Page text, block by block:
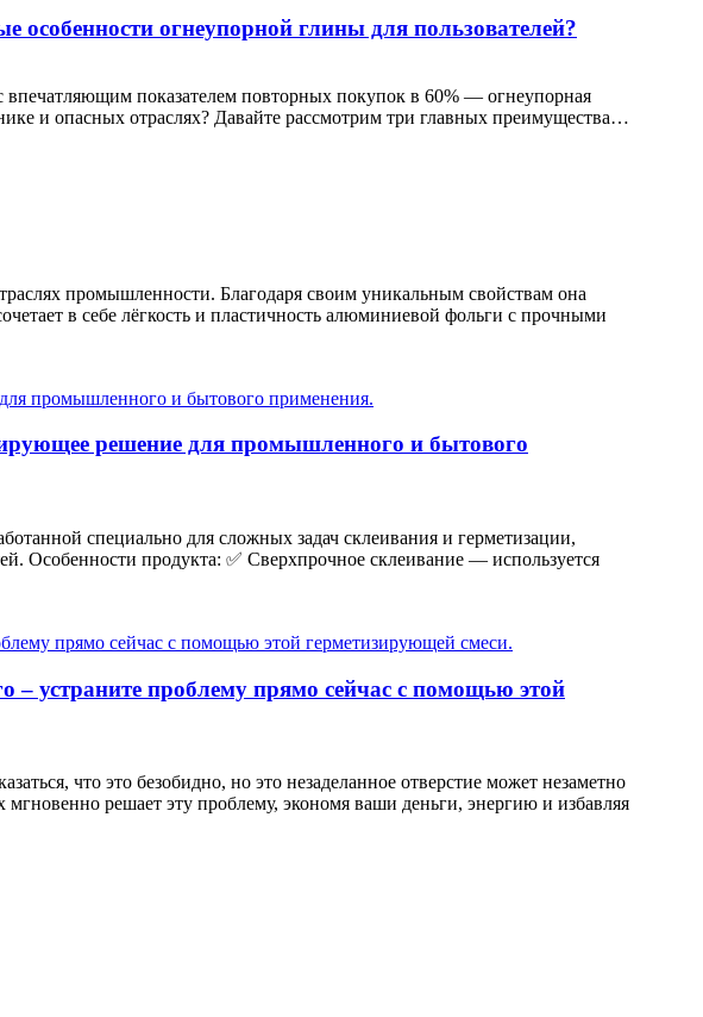
огнеупорной глины для пользователей?
показателем повторных покупок в 60% — огнеупорная
и опасных отраслях? Давайте рассмотрим три главных преимущества…
промышленности. Благодаря своим уникальным свойствам она
в себе лёгкость и пластичность алюминиевой фольги с прочными
решение для промышленного и бытового
специально для сложных задач склеивания и герметизации,
Особенности продукта: ✅ Сверхпрочное склеивание — используется
– устраните проблему прямо сейчас с помощью этой
что это безобидно, но это незаделанное отверстие может незаметно
решает эту проблему, экономя ваши деньги, энергию и избавляя